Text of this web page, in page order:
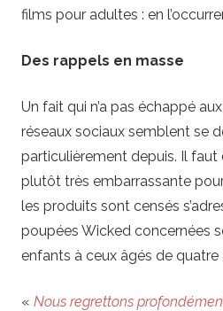
films pour adultes : en
Des rappels en masse
Un fait qui n’a pas échappé
réseaux sociaux semblent se
particulièrement depuis. Il
plutôt très embarrassante
les produits sont censés
poupées Wicked concernées
enfants à ceux âgés de quatre
« Nous regrettons